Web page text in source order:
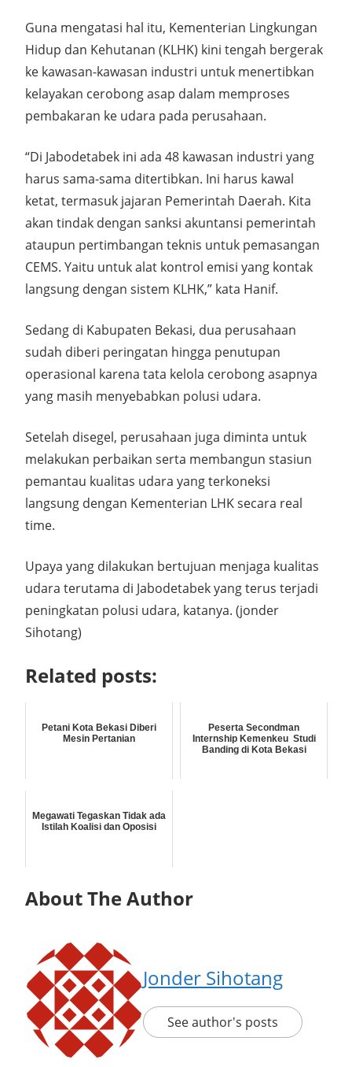
Guna mengatasi hal itu, Kementerian Lingkungan
Hidup dan Kehutanan (KLHK) kini tengah bergerak
ke kawasan-kawasan industri untuk menertibkan
kelayakan cerobong asap dalam memproses
pembakaran ke udara pada perusahaan.
“Di Jabodetabek ini ada 48 kawasan industri yang
harus sama-sama ditertibkan. Ini harus kawal
ketat, termasuk jajaran Pemerintah Daerah. Kita
akan tindak dengan sanksi akuntansi pemerintah
ataupun pertimbangan teknis untuk pemasangan
CEMS. Yaitu untuk alat kontrol emisi yang kontak
langsung dengan sistem KLHK,” kata Hanif.
Sedang di Kabupaten Bekasi, dua perusahaan
sudah diberi peringatan hingga penutupan
operasional karena tata kelola cerobong asapnya
yang masih menyebabkan polusi udara.
Setelah disegel, perusahaan juga diminta untuk
melakukan perbaikan serta membangun stasiun
pemantau kualitas udara yang terkoneksi
langsung dengan Kementerian LHK secara real
time.
Upaya yang dilakukan bertujuan menjaga kualitas
udara terutama di Jabodetabek yang terus terjadi
peningkatan polusi udara, katanya. (jonder
Sihotang)
Related posts:
Petani Kota Bekasi Diberi
Mesin Pertanian
Peserta Secondman
Internship Kemenkeu Studi
Banding di Kota Bekasi
Megawati Tegaskan Tidak ada
Istilah Koalisi dan Oposisi
About The Author
Jonder Sihotang
See author's posts